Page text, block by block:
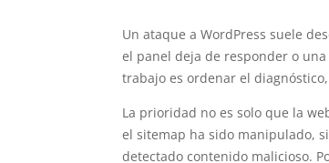
Un ataque a WordPress suele
el panel deja de responder o
trabajo es ordenar el
La prioridad no es solo que la
el sitemap ha sido manipulado,
detectado contenido malicioso.